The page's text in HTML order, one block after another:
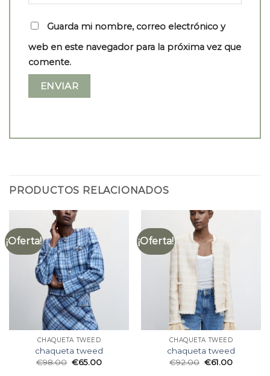
Guarda mi nombre, correo electrónico y
web en este navegador para la próxima vez que
comente.
PRODUCTOS RELACIONADOS
¡Oferta!
CHAQUETA TWEED
chaqueta tweed
€98.00 €65.00
¡Oferta!
CHAQUETA TWEED
chaqueta tweed
€92.00 €61.00